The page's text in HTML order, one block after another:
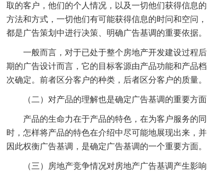
取的客户，他们的个人情况，以及一切他们获得信息的
方法和方式，一切他们有可能获得信息的时问和空问，
都是广告策划中进行决策、明确广告基调的重要依据。
一般而言，对于已处于整个房地产开发建设过程后
期的广告设计而言，它的目标客源由产品功能和产品档
次确定。前者区分客户的种类，后者区分客户的质量。
（二）对产品的理解也是确定广告基调的重要方面
产品的生命力在于产品的特色，在为客户服务的同
时，怎样将产品的特色在介绍中尽可能地展现出来，并
因此权衡广告基调，是确定广告基调的一个重要方面。
（三）房地产竞争情况对房地产广告基调产生影响